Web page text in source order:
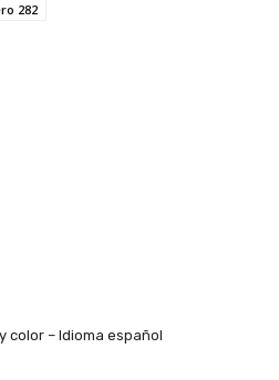
282
color – Idioma español